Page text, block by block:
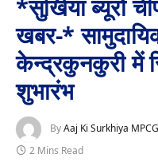
*सुर्खियां ब्यूरो
खबर-*
केन्द्रकुनकुरी में
शुभारंभ
ByAaj Ki Surkhiya MPCG
2 Mins Read